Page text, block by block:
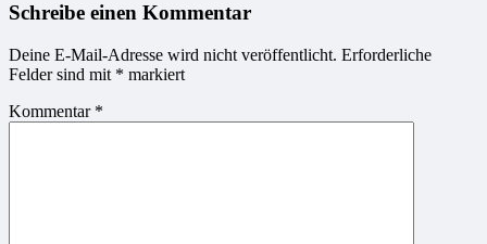
Schreibe einen Kommentar
Deine E-Mail-Adresse wird nicht veröffentlicht. Erforderliche
Felder sind mit * markiert
Kommentar *